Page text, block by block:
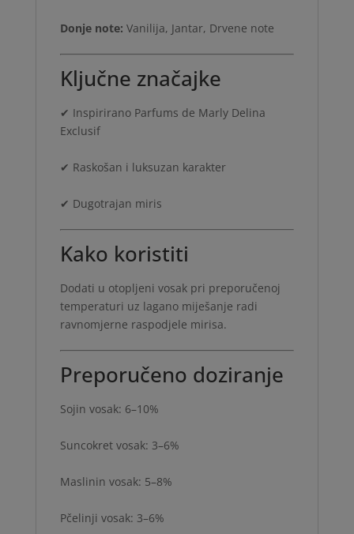
Donje note: Vanilija, Jantar, Drvene note
Ključne značajke
✔ Inspirirano Parfums de Marly Delina
Exclusif
✔ Raskošan i luksuzan karakter
✔ Dugotrajan miris
Kako koristiti
Dodati u otopljeni vosak pri preporučenoj
temperaturi uz lagano miješanje radi
ravnomjerne raspodjele mirisa.
Preporučeno doziranje
Sojin vosak: 6–10%
Suncokret vosak: 3–6%
Maslinin vosak: 5–8%
Pčelinji vosak: 3–6%